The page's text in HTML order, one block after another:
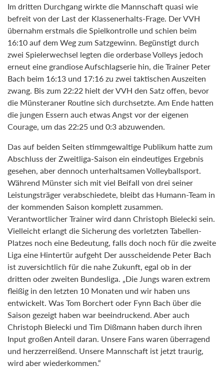
Im dritten Durchgang wirkte die Mannschaft quasi wie
befreit von der Last der Klassenerhalts-Frage. Der VVH
übernahm erstmals die Spielkontrolle und schien beim
16:10 auf dem Weg zum Satzgewinn. Begünstigt durch
zwei Spielerwechsel legten die orderbase Volleys jedoch
erneut eine grandiose Aufschlagserie hin, die Trainer Peter
Bach beim 16:13 und 17:16 zu zwei taktischen Auszeiten
zwang. Bis zum 22:22 hielt der VVH den Satz offen, bevor
die Münsteraner Routine sich durchsetzte. Am Ende hatten
die jungen Essern auch etwas Angst vor der eigenen
Courage, um das 22:25 und 0:3 abzuwenden.
Das auf beiden Seiten stimmgewaltige Publikum hatte zum
Abschluss der Zweitliga-Saison ein eindeutiges Ergebnis
gesehen, aber dennoch unterhaltsamen Volleyballsport.
Während Münster sich mit viel Beifall von drei seiner
Leistungsträger verabschiedete, bleibt das Humann-Team in
der kommenden Saison komplett zusammen.
Verantwortlicher Trainer wird dann Christoph Bielecki sein.
Vielleicht erlangt die Sicherung des vorletzten Tabellen-
Platzes noch eine Bedeutung, falls doch noch für die zweite
Liga eine Hintertür aufgeht Der ausscheidende Peter Bach
ist zuversichtlich für die nahe Zukunft, egal ob in der
dritten oder zweiten Bundesliga. „Die Jungs waren extrem
fleißig in den letzten 10 Monaten und wir haben uns
entwickelt. Was Tom Borchert oder Fynn Bach über die
Saison gezeigt haben war beeindruckend. Aber auch
Christoph Bielecki und Tim Dißmann haben durch ihren
Input großen Anteil daran. Unsere Fans waren überragend
und herzzerreißend. Unsere Mannschaft ist jetzt traurig,
wird aber wiederkommen.“